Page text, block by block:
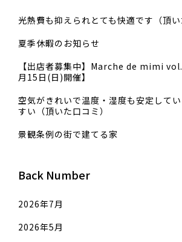
光熱費も抑えられとても快適です（頂い
夏季休暇のお知らせ
【出店者募集中】Marche de mimi
月15日(日)開催】
空気がきれいで温度・湿度も安定して
すい（頂いた口コミ）
景観条例の街で建てる家
Back Number
2026年7月
2026年5月